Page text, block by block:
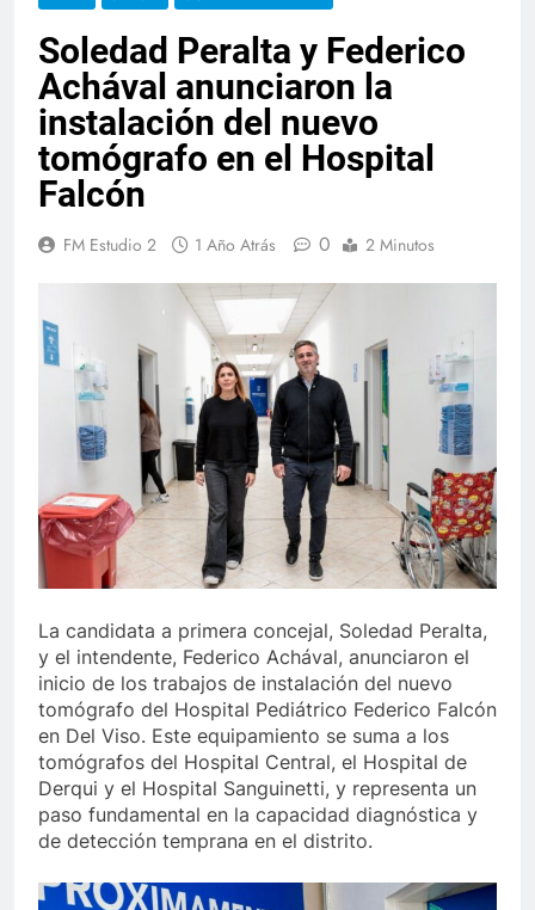
Soledad Peralta y Federico
Achával anunciaron la
instalación del nuevo
tomógrafo en el Hospital
Falcón
FM Estudio 2 1 Año Atrás 0 2 Minutos
La candidata a primera concejal, Soledad Peralta,
y el intendente, Federico Achával, anunciaron el
inicio de los trabajos de instalación del nuevo
tomógrafo del Hospital Pediátrico Federico Falcón
en Del Viso. Este equipamiento se suma a los
tomógrafos del Hospital Central, el Hospital de
Derqui y el Hospital Sanguinetti, y representa un
paso fundamental en la capacidad diagnóstica y
de detección temprana en el distrito.